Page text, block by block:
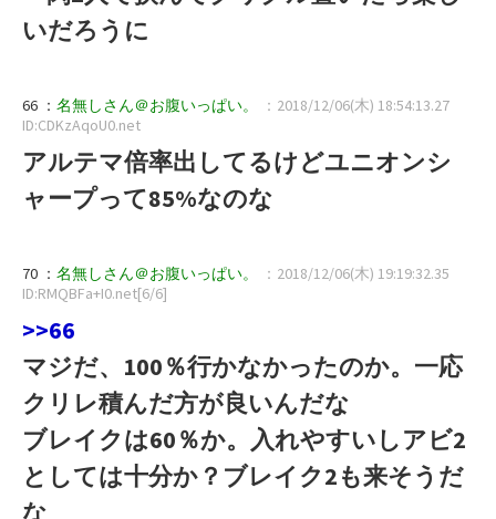
いだろうに
66 ： 名無しさん＠お腹いっぱい。
：2018/12/06(木) 18:54:13.27
ID:CDKzAqoU0.net
アルテマ倍率出してるけどユニオンシ
ャープって85%なのな
70 ： 名無しさん＠お腹いっぱい。
：2018/12/06(木) 19:19:32.35
ID:RMQBFa+I0.net[6/6]
>>66
マジだ、100％行かなかったのか。一応
クリレ積んだ方が良いんだな
ブレイクは60％か。入れやすいしアビ2
としては十分か？ブレイク2も来そうだ
な